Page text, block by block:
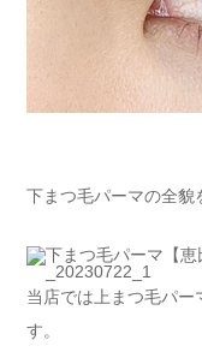
下まつ毛パーマの全貌
当店では上まつ毛パー
す。